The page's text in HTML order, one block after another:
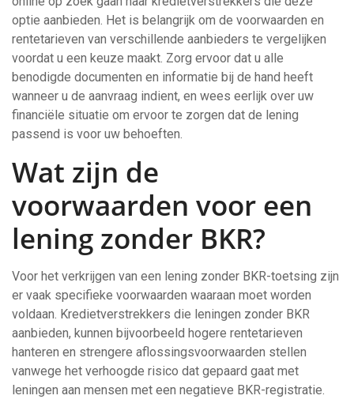
optie aanbieden. Het is belangrijk om de voorwaarden en
rentetarieven van verschillende aanbieders te vergelijken
voordat u een keuze maakt. Zorg ervoor dat u alle
benodigde documenten en informatie bij de hand heeft
wanneer u de aanvraag indient, en wees eerlijk over uw
financiële situatie om ervoor te zorgen dat de lening
passend is voor uw behoeften.
Wat zijn de
voorwaarden voor een
lening zonder BKR?
Voor het verkrijgen van een lening zonder BKR-toetsing zijn
er vaak specifieke voorwaarden waaraan moet worden
voldaan. Kredietverstrekkers die leningen zonder BKR
aanbieden, kunnen bijvoorbeeld hogere rentetarieven
hanteren en strengere aflossingsvoorwaarden stellen
vanwege het verhoogde risico dat gepaard gaat met
leningen aan mensen met een negatieve BKR-registratie.